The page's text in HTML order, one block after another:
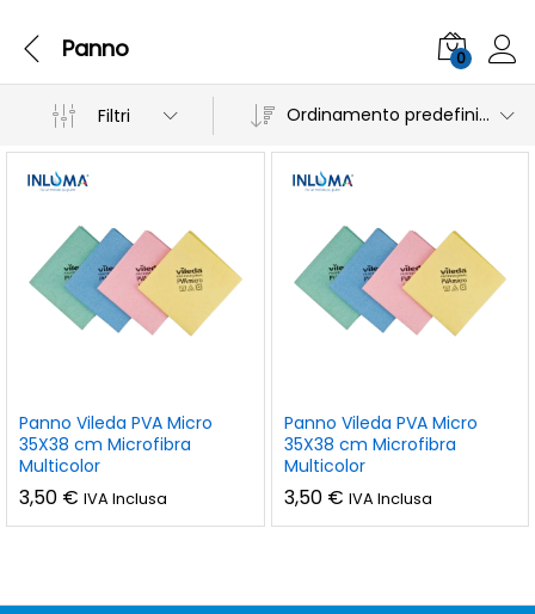
Panno 0
Filtri Ordinamento predefinito
Panno Vileda PVA Micro
35X38 cm Microfibra
Multicolor
3,50 € IVA Inclusa
Panno Vileda PVA Micro
35X38 cm Microfibra
Multicolor
3,50 € IVA Inclusa